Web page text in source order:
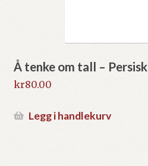
Å tenke om tall – Persisk
kr80.00
Legg i handlekurv